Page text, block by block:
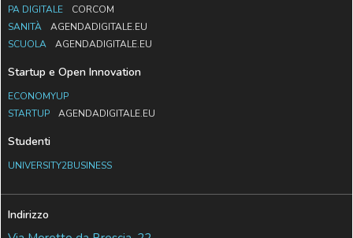
PA DIGITALE
CORCOM
SANITÀ
AGENDADIGITALE.EU
SCUOLA
AGENDADIGITALE.EU
Startup e Open Innovation
ECONOMYUP
STARTUP
AGENDADIGITALE.EU
Studenti
UNIVERSITY2BUSINESS
Indirizzo